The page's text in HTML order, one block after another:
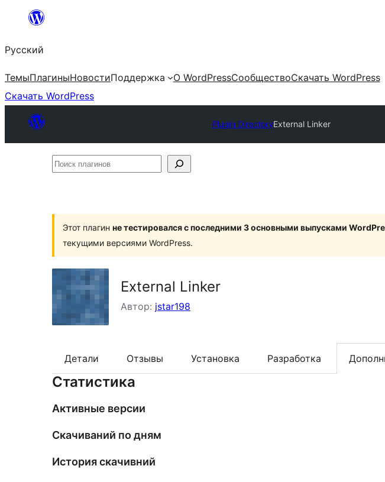
Перейти
содержимому
Русский
ТемыПлагиныНовостиПоддержка О WordPressСообществоСкачать WordPress
Скачать WordPress
Plugin DirectoryExternal Linker
Поиск
Этот плагин не тестировался с последними 3 основными выпусками
текущими версиями WordPress.
External Linker
Автор: jstar198
Детали Отзывы Установка Разработка
Статистика
Активные версии
Скачиваний по дням
История скачивний